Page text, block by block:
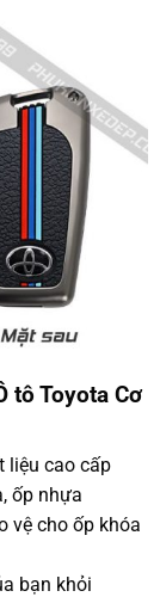
tô Toyota Cơ
liệu cao cấp
ốp nhựa
vệ cho ốp khóa
bạn khỏi